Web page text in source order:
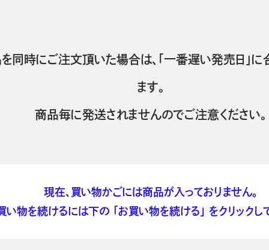
同時にご注文頂いた場合は、「一番遅い発売日」に
ます。
商品毎に発送されませんのでご注意ください。
現在、買い物かごには商品が入っておりません。
い物を続けるには下の 「お買い物を続ける」 をクリックし